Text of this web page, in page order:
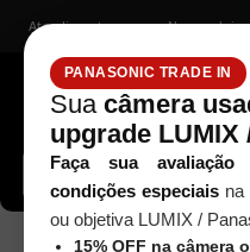
PANASONIC TRADE IN
Sua câmera
upgrade LUMIX
Faça sua avaliação
condições especiaisna
ou objetiva LUMIX /
15% OFF na câmera
Atendimento Nossas lojas
Buscar câmeras, lentes,
adaptador-nikon-ac-eh-6-